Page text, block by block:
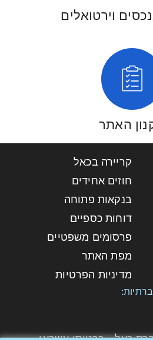
וירטואלים
האתר
קריירה בכאל
חוזים אחידים
בנקאות פתוחה
דוחות כספיים
פרסומים משפטיים
מפת האתר
מדיניות הפרטיות